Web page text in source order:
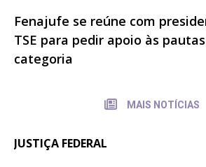
Fenajufe se reúne com
TSE para pedir apoio às
categoria
MAIS NOTÍCIAS
JUSTIÇA FEDERAL